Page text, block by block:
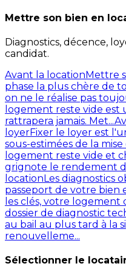
Mettre son bien en
Diagnostics, décence,
candidat.
Avant la locationMettre
phase la plus chère de
on ne le réalise pas
logement reste vide est
rattrapera jamais. Met...
loyerFixer le loyer est
sous-estimées de la
logement reste vide et
grignote le rendement
locationLes diagnostics
passeport de votre bien
les clés, votre logement
dossier de diagnostic
au bail au plus tard à la
renouvelleme...
Sélectionner le